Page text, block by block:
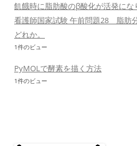
飢餓時に脂肪酸のβ酸化が活発に
看護師国家試験 午前問題28 脂肪
どれか。
1件のビュー
PyMOLで酵素を描く方法
1件のビュー